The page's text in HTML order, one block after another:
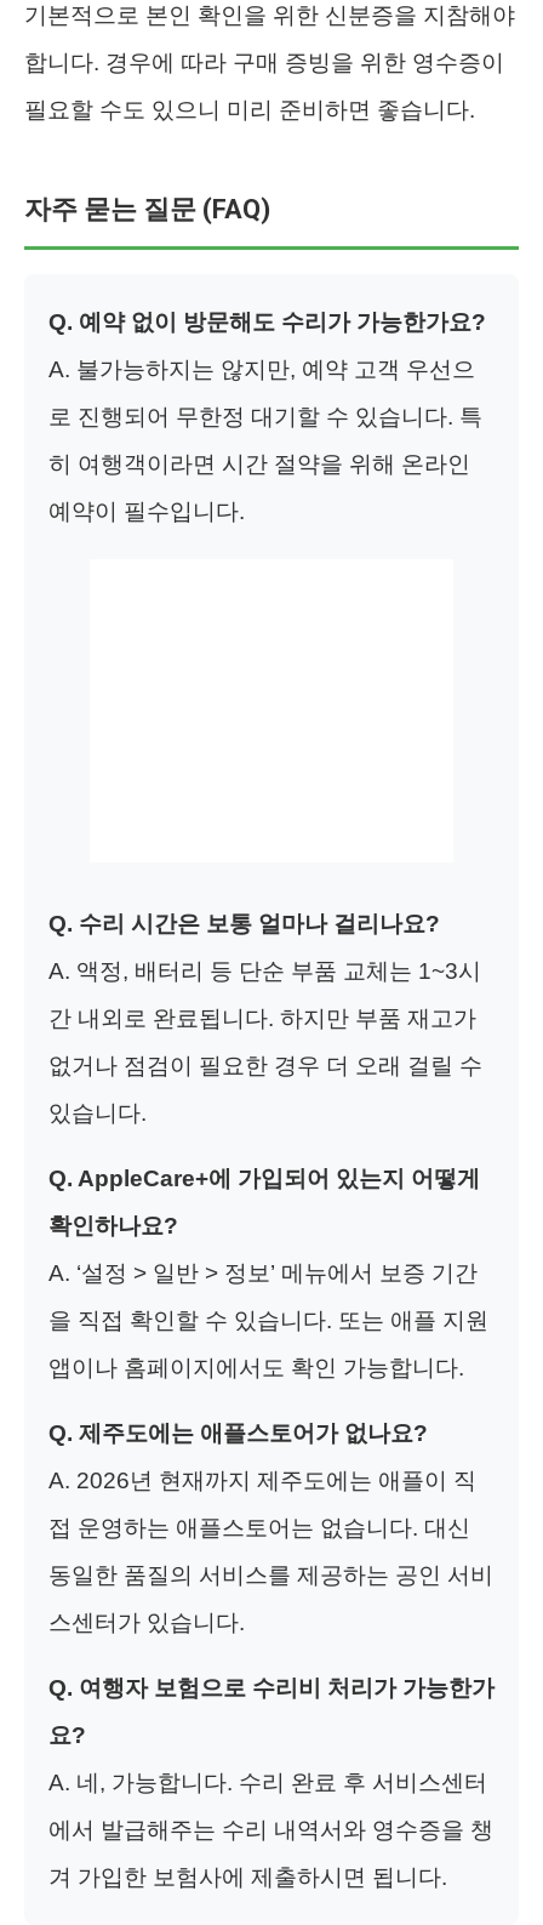
기본적으로 본인 확인을 위한 신분증을 지참해야
합니다. 경우에 따라 구매 증빙을 위한 영수증이
필요할 수도 있으니 미리 준비하면 좋습니다.
자주 묻는 질문 (FAQ)
Q. 예약 없이 방문해도 수리가 가능한가요?
A. 불가능하지는 않지만, 예약 고객 우선으
로 진행되어 무한정 대기할 수 있습니다. 특
히 여행객이라면 시간 절약을 위해 온라인
예약이 필수입니다.
Q. 수리 시간은 보통 얼마나 걸리나요?
A. 액정, 배터리 등 단순 부품 교체는 1~3시
간 내외로 완료됩니다. 하지만 부품 재고가
없거나 점검이 필요한 경우 더 오래 걸릴 수
있습니다.
Q. AppleCare+에 가입되어 있는지 어떻게
확인하나요?
A. ‘설정 > 일반 > 정보’ 메뉴에서 보증 기간
을 직접 확인할 수 있습니다. 또는 애플 지원
앱이나 홈페이지에서도 확인 가능합니다.
Q. 제주도에는 애플스토어가 없나요?
A. 2026년 현재까지 제주도에는 애플이 직
접 운영하는 애플스토어는 없습니다. 대신
동일한 품질의 서비스를 제공하는 공인 서비
스센터가 있습니다.
Q. 여행자 보험으로 수리비 처리가 가능한가
요?
A. 네, 가능합니다. 수리 완료 후 서비스센터
에서 발급해주는 수리 내역서와 영수증을 챙
겨 가입한 보험사에 제출하시면 됩니다.